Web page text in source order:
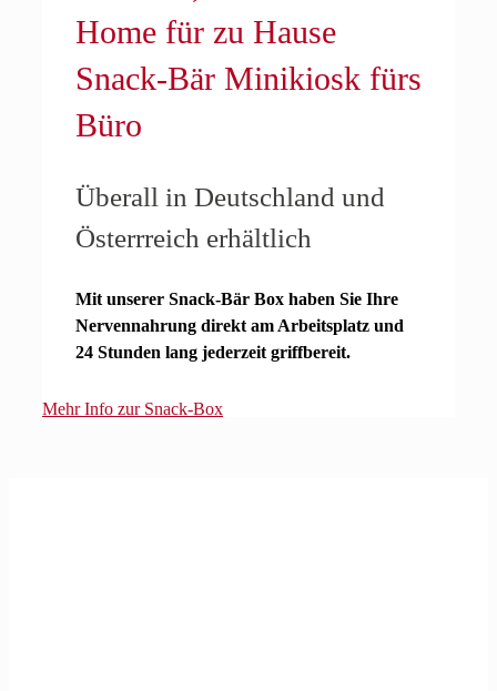
Snack-Bär Minikiosk fürs
Büro
Überall in Deutschland und
Österrreich erhältlich
Mit unserer Snack-Bär Box haben Sie Ihre
Nervennahrung direkt am Arbeitsplatz und
24 Stunden lang jederzeit griffbereit.
Mehr Info zur Snack-Box